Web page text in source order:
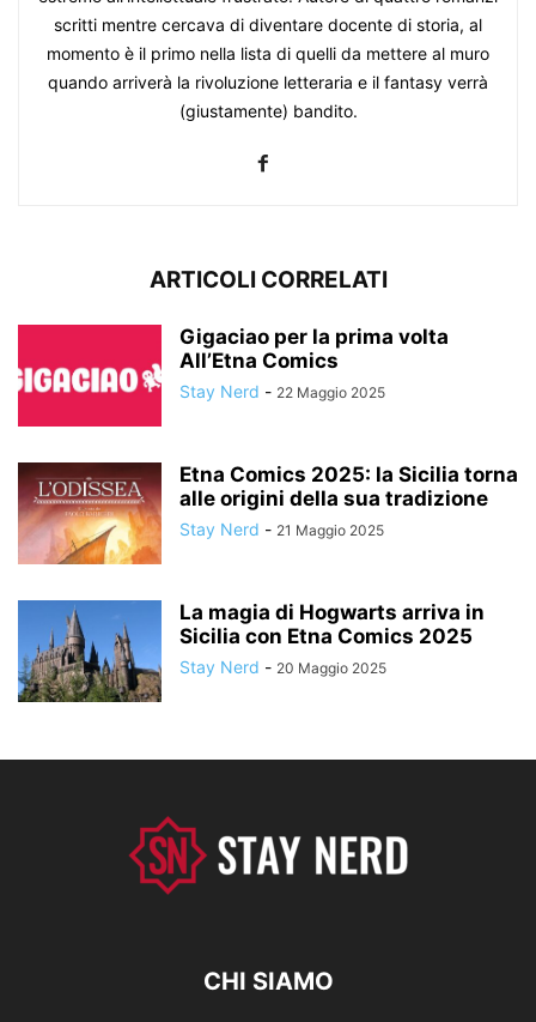
scritti mentre cercava di diventare docente di storia, al
momento è il primo nella lista di quelli da mettere al muro
quando arriverà la rivoluzione letteraria e il fantasy verrà
(giustamente) bandito.
ARTICOLI CORRELATI
Gigaciao per la prima volta
All’Etna Comics
Stay Nerd - 22 Maggio 2025
Etna Comics 2025: la Sicilia torna
alle origini della sua tradizione
Stay Nerd - 21 Maggio 2025
La magia di Hogwarts arriva in
Sicilia con Etna Comics 2025
Stay Nerd - 20 Maggio 2025
CHI SIAMO